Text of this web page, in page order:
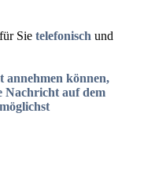
für Sietelefonisch und
können,
Nachricht auf dem